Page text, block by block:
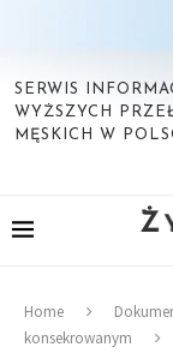
SERWIS
WYŻSZYCH
MĘSKICH W
Home
konsekrowanym